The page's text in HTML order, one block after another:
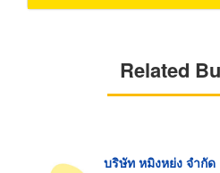
Related
บริษัท หมิงหย่ง จำกัด